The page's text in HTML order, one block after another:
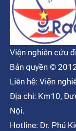
Viện nghiên cứu
Bản quyền ©
Liên hệ: Viện
Địa chỉ: Km10,
Nội.
Hotline: Dr. Phú